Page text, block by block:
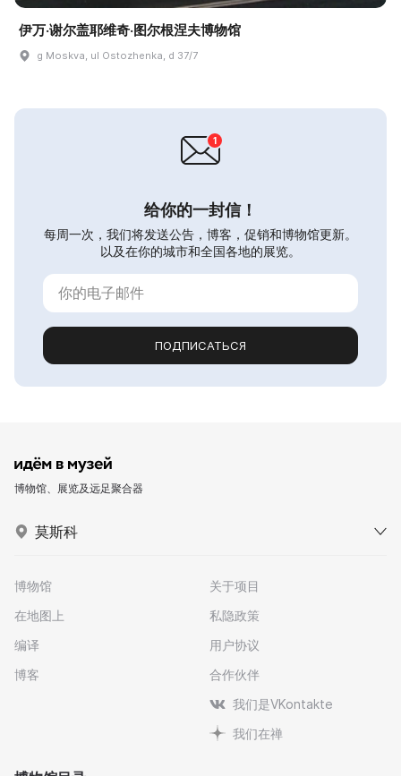
伊万·谢尔盖耶维奇·图尔根涅夫博物馆
g Moskva, ul Ostozhenka, d 37/7
给你的一封信！
每周一次，我们将发送公告，博客，促销和博物馆更新。
以及在你的城市和全国各地的展览。
ПОДПИСАТЬСЯ
博物馆、展览及远足聚合器
莫斯科
博物馆
在地图上
编译
博客
关于项目
私隐政策
用户协议
合作伙伴
我们是VKontakte
我们在禅